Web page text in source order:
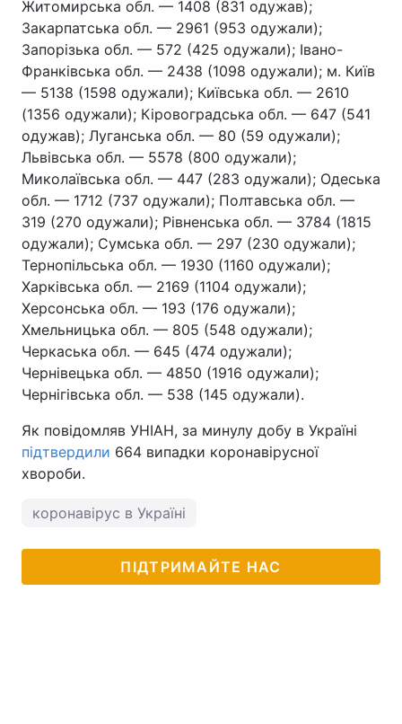
Житомирська обл. — 1408 (831 одужав);
Закарпатська обл. — 2961 (953 одужали);
Запорізька обл. — 572 (425 одужали); Івано-
Франківська обл. — 2438 (1098 одужали); м. Київ
— 5138 (1598 одужали); Київська обл. — 2610
(1356 одужали); Кіровоградська обл. — 647 (541
одужав); Луганська обл. — 80 (59 одужали);
Львівська обл. — 5578 (800 одужали);
Миколаївська обл. — 447 (283 одужали); Одеська
обл. — 1712 (737 одужали); Полтавська обл. —
319 (270 одужали); Рівненська обл. — 3784 (1815
одужали); Сумська обл. — 297 (230 одужали);
Тернопільська обл. — 1930 (1160 одужали);
Харківська обл. — 2169 (1104 одужали);
Херсонська обл. — 193 (176 одужали);
Хмельницька обл. — 805 (548 одужали);
Черкаська обл. — 645 (474 одужали);
Чернівецька обл. — 4850 (1916 одужали);
Чернігівська обл. — 538 (145 одужали).
Як повідомляв УНІАН, за минулу добу в Україні
підтвердили 664 випадки коронавірусної
хвороби.
коронавірус в Україні
ПІДТРИМАЙТЕ НАС